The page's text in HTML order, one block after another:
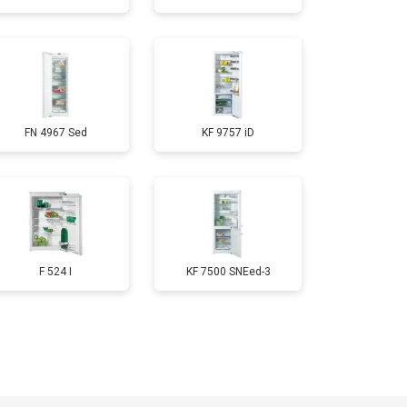
1700 ₽ Заказать
2550 ₽ Заказать
1700 ₽ Заказать
4750 ₽ Заказать
3650 ₽
FN 4967 Sed KF 9757 iD
F 524 I KF 7500 SNEed-3